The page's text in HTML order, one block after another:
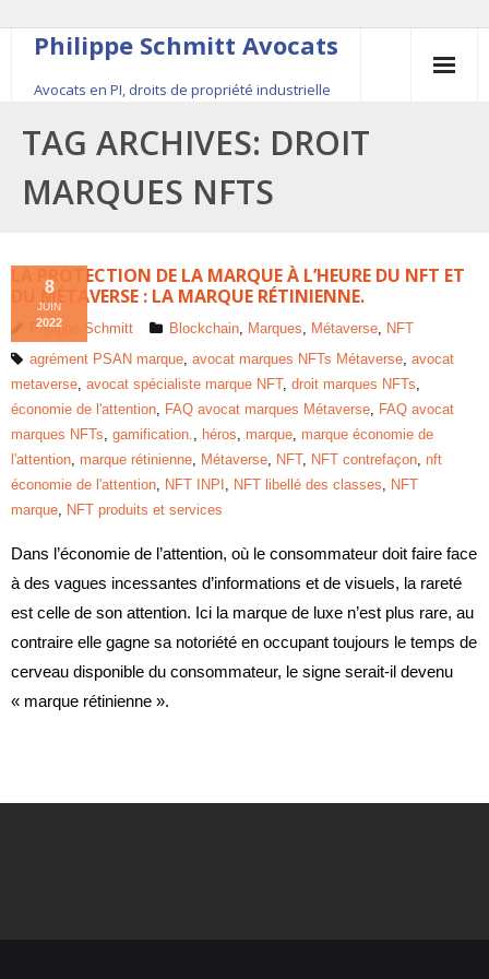
Philippe Schmitt Avocats
Avocats en PI, droits de propriété industrielle
45, rue Saint-Anne, 75001 Paris, +33 (0)1 84 16 35
54
Contact
Le fondateur
Publications
Actualité
TAG ARCHIVES: DROIT
MARQUES NFTS
LA PROTECTION DE LA MARQUE À L’HEURE DU NFT ET
DU MÉTAVERSE : LA MARQUE RÉTINIENNE.
8
JUIN
2022
Philippe Schmitt Blockchain, Marques, Métaverse, NFT
agrément PSAN marque, avocat marques NFTs Métaverse, avocat
metaverse, avocat spécialiste marque NFT, droit marques NFTs,
économie de l'attention, FAQ avocat marques Métaverse, FAQ avocat
marques NFTs, gamification., héros, marque, marque économie de
l'attention, marque rétinienne, Métaverse, NFT, NFT contrefaçon, nft
économie de l'attention, NFT INPI , NFT libellé des classes, NFT
marque, NFT produits et services
Dans l’économie de l’attention, où le consommateur doit faire face
à des vagues incessantes d’informations et de visuels, la rareté
est celle de son attention. Ici la marque de luxe n’est plus rare, au
contraire elle gagne sa notoriété en occupant toujours le temps de
cerveau disponible du consommateur, le signe serait-il devenu
« marque rétinienne ».